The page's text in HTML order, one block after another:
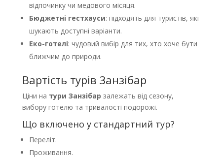
відпочинку чи медового місяця.
Бюджетні гестхауси: підходять для туристів, які
шукають доступні варіанти.
Еко-готелі: чудовий вибір для тих, хто хоче бути
ближчим до природи.
Вартість турів Занзібар
Ціни на тури Занзібар залежать від сезону,
вибору готелю та тривалості подорожі.
Що включено у стандартний тур?
Переліт.
Проживання.